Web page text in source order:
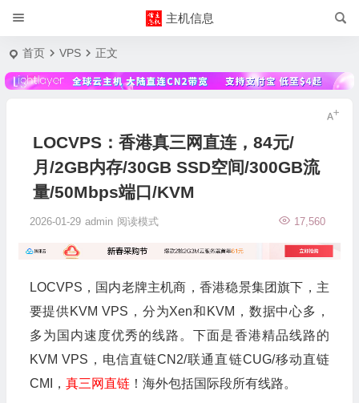
主机信息
首页 VPS 正文
LOCVPS：香港真三网直连，84元/
月/2GB内存/30GB SSD空间/300GB流
量/50Mbps端口/KVM
2026-01-29 admin 17,560
阅读模式
LOCVPS，国内老牌主机商，香港稳景集团旗下，主
要提供KVM VPS，分为Xen和KVM，数据中心多，
多为国内速度优秀的线路。下面是香港精品线路的
KVM VPS，电信直链CN2/联通直链CUG/移动直链
CMI， 真三网直链！海外包括国际段所有线路。